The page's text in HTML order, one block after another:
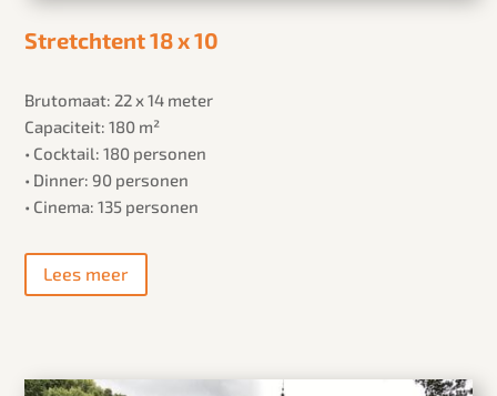
Stretchtent 18 x 10
Brutomaat: 22 x 14 meter
Capaciteit: 180 m²
• Cocktail: 180 personen
• Dinner: 90 personen
• Cinema: 135 personen
Lees meer